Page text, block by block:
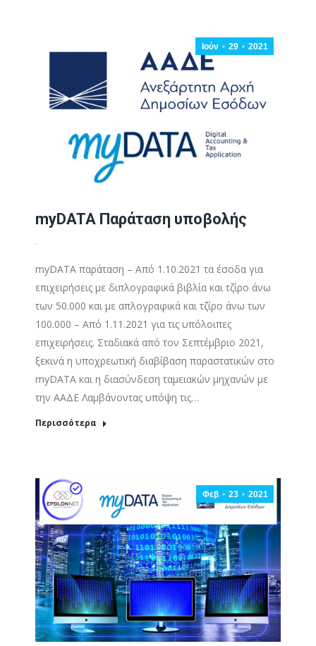
Ιούν 29 2021
myDATA Παράταση υποβολής
.
myDATA παράταση – Από 1.10.2021 τα έσοδα για
επιχειρήσεις με διπλογραφικά βιβλία και τζίρο άνω
των 50.000 και με απλογραφικά και τζίρο άνω των
100.000 – Από 1.11.2021 για τις υπόλοιπες
επιχειρήσεις. Σταδιακά από τον Σεπτέμβριο 2021,
ξεκινά η υποχρεωτική διαβίβαση παραστατικών στο
myDATA και η διασύνδεση ταμειακών μηχανών με
την ΑΑΔΕ Λαμβάνοντας υπόψη τις…
Περισσότερα
Φεβ 23 2021